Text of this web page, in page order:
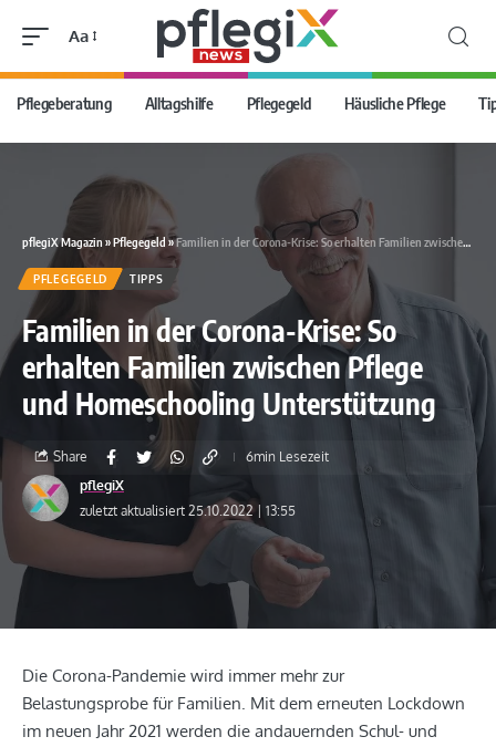
Aa
Pflegeberatung Alltagshilfe Pflegegeld Häusliche Pflege
pflegiX Magazin »Pflegegeld»Familien in der Corona-Krise: So erhalten Familien zwischen Pflege und Homeschooling Unterstützung
PFLEGEGELD TIPPS
Familien in der Corona-Krise: So
erhalten Familien zwischen Pflege
und Homeschooling Unterstützung
zuletzt aktualisiert 25.10.2022 | 13:55
pflegiX
Share 6min Lesezeit
Die Corona-Pandemie wird immer mehr zur
Belastungsprobe für Familien. Mit dem erneuten Lockdown
im neuen Jahr 2021 werden die andauernden Schul- und